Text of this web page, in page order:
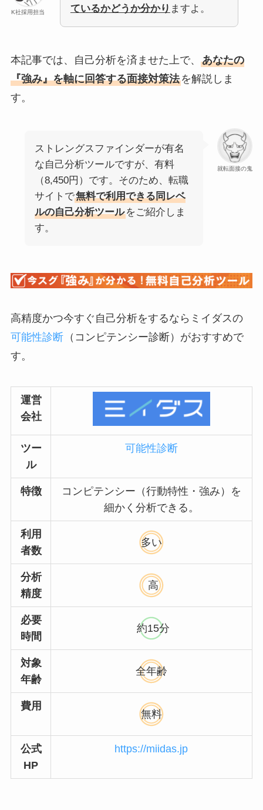
K社採用担当
ているかどうか分かり ますよ。
本記事では、自己分析を済ませた上で、 あなたの
『強み』を軸に回答する面接対策法を解説しま
す。
就転面接の鬼
ストレングスファインダーが有名
な自己分析ツールですが、有料
（8,450円）です。そのため、転職
サイトで無料で利用できる同レベ
ルの自己分析ツールをご紹介しま
す。
高精度かつ今すぐ自己分析をするならミイダスの
可能性診断 （コンピテンシー診断）がおすすめで
す。
運営
会社
ツー
ル
可能性診断
特徴
コンピテンシー（行動特性・強み）を
細かく分析できる。
利用
者数
多い
分析
精度
高
必要
時間
約15分
対象
年齢
全年齢
費用
無料
公式
HP
https://miidas.jp